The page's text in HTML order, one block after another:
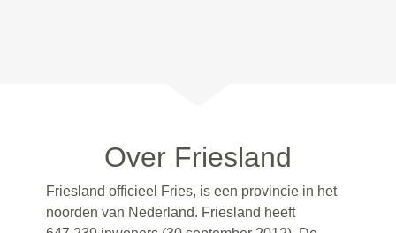
Over Friesland
Friesland officieel Fries, is een provincie in het
noorden van Nederland. Friesland heeft